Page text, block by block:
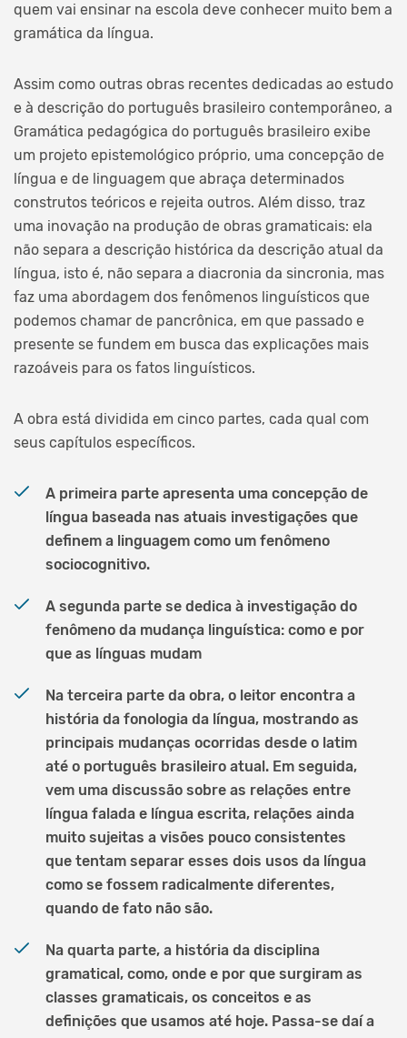
quem vai ensinar na escola deve conhecer muito bem a
gramática da língua.
Assim como outras obras recentes dedicadas ao estudo
e à descrição do português brasileiro contemporâneo, a
Gramática pedagógica do português brasileiro exibe
um projeto epistemológico próprio, uma concepção de
língua e de linguagem que abraça determinados
construtos teóricos e rejeita outros. Além disso, traz
uma inovação na produção de obras gramaticais: ela
não separa a descrição histórica da descrição atual da
língua, isto é, não separa a diacronia da sincronia, mas
faz uma abordagem dos fenômenos linguísticos que
podemos chamar de pancrônica, em que passado e
presente se fundem em busca das explicações mais
razoáveis para os fatos linguísticos.
A obra está dividida em cinco partes, cada qual com
seus capítulos específicos.
A primeira parte apresenta uma concepção de
língua baseada nas atuais investigações que
definem a linguagem como um fenômeno
sociocognitivo.
A segunda parte se dedica à investigação do
fenômeno da mudança linguística: como e por
que as línguas mudam
Na terceira parte da obra, o leitor encontra a
história da fonologia da língua, mostrando as
principais mudanças ocorridas desde o latim
até o português brasileiro atual. Em seguida,
vem uma discussão sobre as relações entre
língua falada e língua escrita, relações ainda
muito sujeitas a visões pouco consistentes
que tentam separar esses dois usos da língua
como se fossem radicalmente diferentes,
quando de fato não são.
Na quarta parte, a história da disciplina
gramatical, como, onde e por que surgiram as
classes gramaticais, os conceitos e as
definições que usamos até hoje. Passa-se daí a